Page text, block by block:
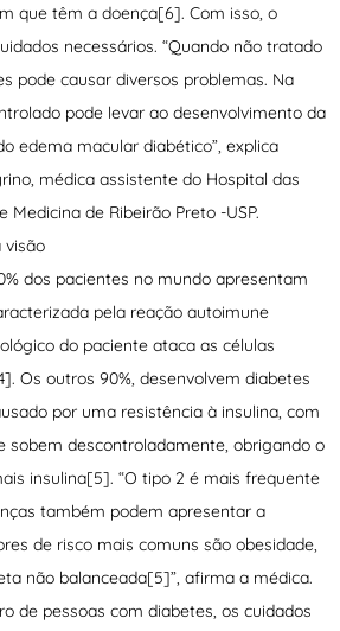
que têm a doença[6]. Com isso, o
necessários. “Quando não tratado
pode causar diversos problemas. Na
pode levar ao desenvolvimento da
edema macular diabético”, explica
médica assistente do Hospital das
Medicina de Ribeirão Preto -USP.
visão
dos pacientes no mundo apresentam
pela reação autoimune
do paciente ataca as células
Os outros 90%, desenvolvem diabetes
por uma resistência à insulina, com
sobem descontroladamente, obrigando o
insulina[5]. “O tipo 2 é mais frequente
também podem apresentar a
de risco mais comuns são obesidade,
não balanceada[5]”, afirma a médica.
de pessoas com diabetes, os cuidados